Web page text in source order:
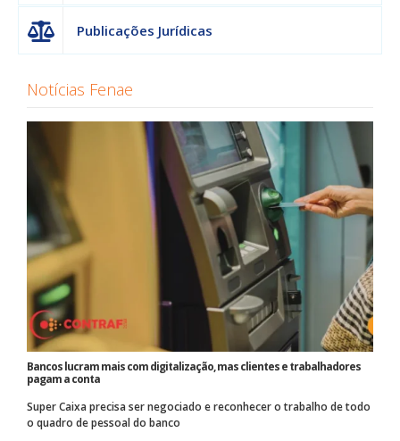
Publicações Jurídicas
Notícias Fenae
Bancos lucram mais com digitalização, mas clientes e trabalhadores
pagam a conta
Super Caixa precisa ser negociado e reconhecer o trabalho de todo
o quadro de pessoal do banco